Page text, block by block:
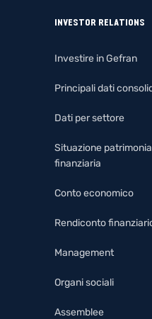
INVESTOR RELATIONS
Investire in Gefran
Principali dati
Dati per settore
Situazione
finanziaria
Conto economico
Rendiconto
Management
Organi sociali
Assemblee